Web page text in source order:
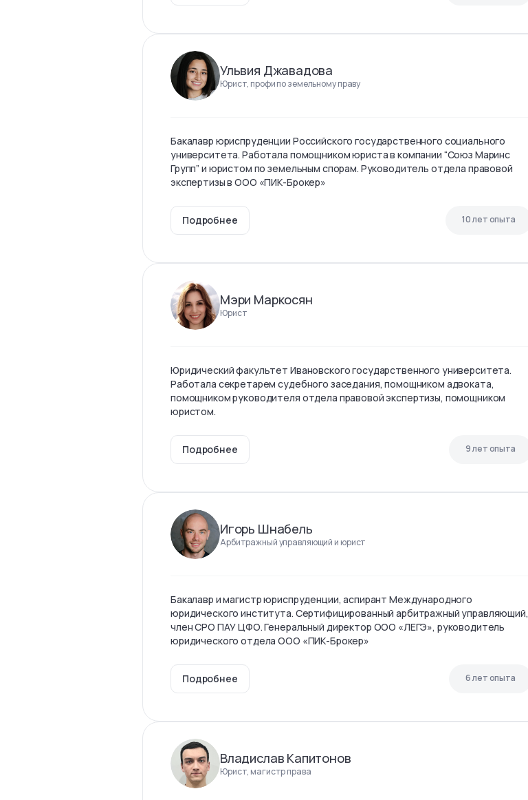
Ульвия Джавадова
Юрист, профи по земельному праву
Бакалавр юриспруденции Российского государственного социального
университета. Работала помощником юриста в компании “Союз Маринс
Групп” и юристом по земельным спорам. Руководитель отдела правовой
экспертизы в ООО «ПИК-Брокер»
Подробнее 10 лет опыта
Мэри Маркосян
Юрист
Юридический факультет Ивановского государственного университета.
Работала секретарем судебного заседания, помощником адвоката,
помощником руководителя отдела правовой экспертизы, помощником
юристом.
Подробнее 9 лет опыта
Игорь Шнабель
Арбитражный управляющий и юрист
Бакалавр и магистр юриспруденции, аспирант Международного
юридического института. Сертифицированный арбитражный управляющий,
член СРО ПАУ ЦФО. Генеральный директор ООО «ЛЕГЭ», руководитель
юридического отдела ООО «ПИК-Брокер»
Подробнее 6 лет опыта
Владислав Капитонов
Юрист, магистр права